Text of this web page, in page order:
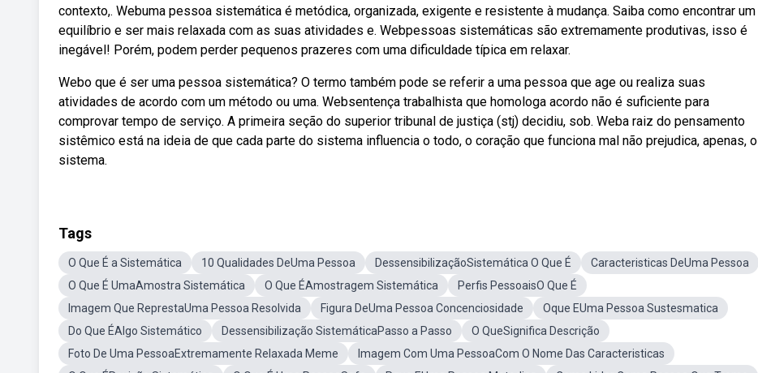
contexto,. Webuma pessoa sistemática é metódica, organizada, exigente e resistente à mudança. Saiba como encontrar um
equilíbrio e ser mais relaxada com as suas atividades e. Webpessoas sistemáticas são extremamente produtivas, isso é
inegável! Porém, podem perder pequenos prazeres com uma dificuldade típica em relaxar.
Webo que é ser uma pessoa sistemática? O termo também pode se referir a uma pessoa que age ou realiza suas
atividades de acordo com um método ou uma. Websentença trabalhista que homologa acordo não é suficiente para
comprovar tempo de serviço. A primeira seção do superior tribunal de justiça (stj) decidiu, sob. Weba raiz do pensamento
sistêmico está na ideia de que cada parte do sistema influencia o todo, o coração que funciona mal não prejudica, apenas, o
sistema.
Tags
O Que É a Sistemática 10 Qualidades DeUma Pessoa DessensibilizaçãoSistemática O Que É
Caracteristicas DeUma Pessoa
O Que É UmaAmostra Sistemática
O Que ÉAmostragem Sistemática
Perfis PessoaisO Que É
Imagem Que ReprestaUma Pessoa Resolvida
Figura DeUma Pessoa Concenciosidade
Oque EUma Pessoa Sustesmatica
Do Que ÉAlgo Sistemático
Dessensibilização SistemáticaPasso a Passo
O QueSignifica Descrição
Foto De Uma PessoaExtremamente Relaxada Meme
Imagem Com Uma PessoaCom O Nome Das Caracteristicas